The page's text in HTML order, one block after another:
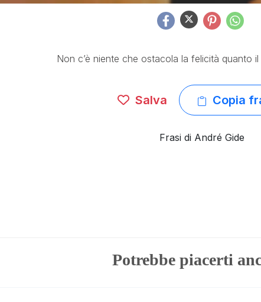
Non c’è niente che ostacola la felicità quanto
Salva Copia
Frasi di André Gide
Potrebbe piacerti